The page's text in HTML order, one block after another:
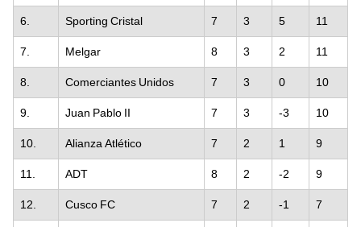
6. Sporting Cristal 7 3 5 11
7. Melgar 8 3 2 11
8. Comerciantes Unidos 7 3 0 10
9. Juan Pablo II 7 3 -3 10
10. Alianza Atlético 7 2 1 9
11. ADT 8 2 -2 9
12. Cusco FC 7 2 -1 7